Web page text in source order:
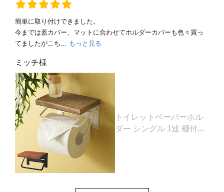
簡単に取り付けできました。
今までは蓋カバー、マットに合わせてホルダーカバーも色々買っ
てましたがこち... もっと見る
ミッチ様
トイレットペーパーホル
ダー シングル 1連 棚付き
ダー 収納 DIY アンティー